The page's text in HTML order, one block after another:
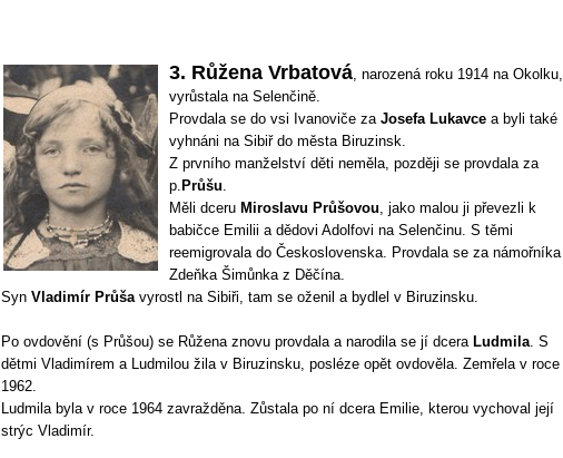
3. Růžena Vrbatová, narozená roku 1914 na Okolku,
vyrůstala na Selenčině.
Provdala se do vsi Ivanoviče za Josefa Lukavce a byli také
vyhnáni na Sibiř do města Biruzinsk.
Z prvního manželství děti neměla, později se provdala za
p. Průšu.
Měli dceru Miroslavu Průšovou, jako malou ji převezli k
babičce Emilii a dědovi Adolfovi na Selenčinu. S těmi
reemigrovala do Československa. Provdala se za námořníka
Zdeňka Šimůnka z Děčína.
Syn Vladimír Průšavyrostl na Sibiři, tam se oženil a bydlel v Biruzinsku.
Po ovdovění (s Průšou) se Růžena znovu provdala a narodila se jí dcera Ludmila. S
dětmi Vladimírem a Ludmilou žila v Biruzinsku, posléze opět ovdověla. Zemřela v roce
1962.
Ludmila byla v roce 1964 zavražděna. Zůstala po ní dcera Emilie, kterou vychoval její
strýc Vladimír.